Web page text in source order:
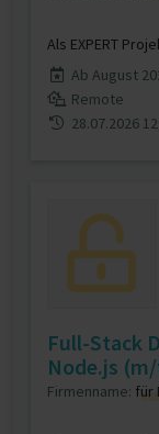
Als EXPERT
Ab August
Remote
28.07.2026
Full-Stack
Node.js
Firmenname: für